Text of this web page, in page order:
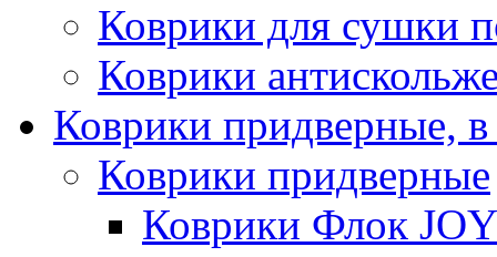
Коврики для сушки
Коврики
Коврики придверные,
Коврики придверные
Коврики Флок